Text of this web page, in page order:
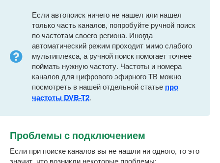
Если автопоиск ничего не нашел или нашел
только часть каналов, попробуйте ручной поиск
по частотам своего региона. Иногда
автоматический режим проходит мимо слабого
мультиплекса, а ручной поиск помогает точнее
поймать нужную частоту. Частоты и номера
каналов для цифрового эфирного ТВ можно
посмотреть в нашей отдельной статье про
частоты DVB-T2.
Проблемы с подключением
Если при поиске каналов вы не нашли ни одного, то это
значит, что возникли некоторые проблемы: